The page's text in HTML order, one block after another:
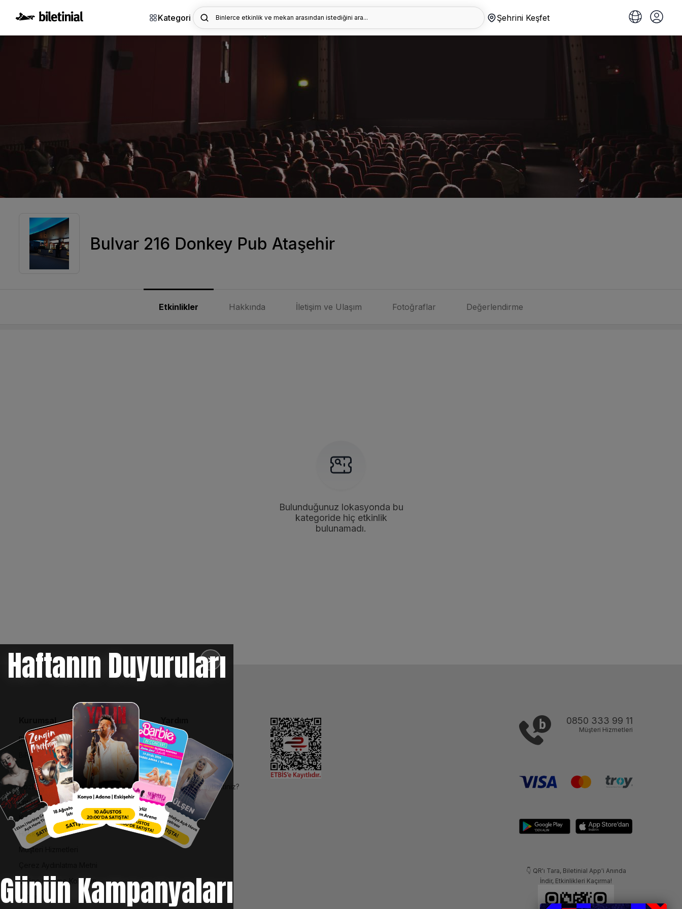
Kategori Binlerce etkinlik ve mekan arasından istediğini ara... Şehrini Keşfet
Bulvar 216 Donkey Pub Ataşehir
Etkinlikler Hakkında İletişim ve Ulaşım Fotoğraflar Değerlendirme
Bulunduğunuz lokasyonda bu
kategoride hiç etkinlik
bulunamadı.
✕
Haftanın Duyuruları
Günün Kampanyaları
Kurumsal
Bilgi Toplumu Hizmetleri
BiPuan Kurallar & Koşullar
Kişisel Verilerin Korunması
Sözleşme ve Politikalar
Entegre Yönetim Sistemi Politikası
Kurumsal Kimlik
Hakkımızda
Müşteri Hizmetleri
Online Ödeme Koşulları
İletişim
SSS
İptal, İade ve Değişim
Nasıl Bilet Alınır
Biletinizi Mi Kaybettiniz?
0850 333 99 11
Müşteri Hizmetleri
👇 QR'ı Tara, Biletinial App'i Anında
İndir, Etkinlikleri Kaçırma!